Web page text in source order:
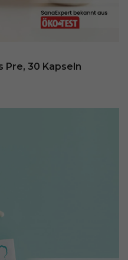
Pre, 30 Kapseln